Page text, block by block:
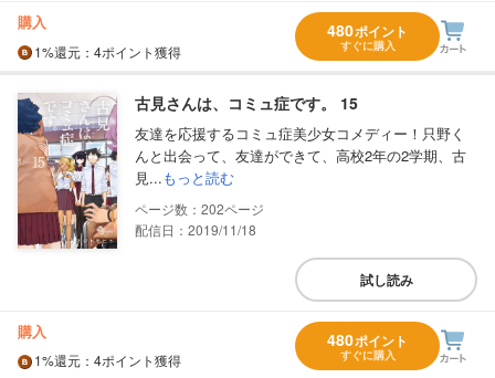
購入
1%還元 ：4ポイント獲得
480ポイント
すぐに購入
古見さんは、コミュ症です。 15
友達を応援するコミュ症美少女コメディー！只野く
んと出会って、友達ができて、高校2年の2学期、古
見...もっと読む
202
配信日：2019/11/18
試し読み
購入
1%還元 ：4ポイント獲得
480ポイント
すぐに購入